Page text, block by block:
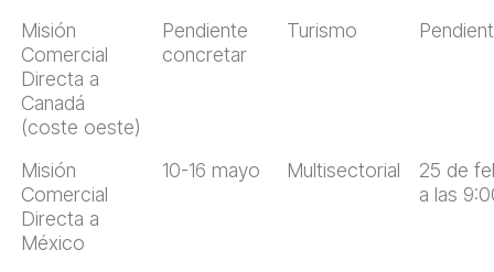
Misión
Comercial
Directa a
Canadá
(coste oeste)
Pendiente
concretar
Turismo
Misión
Comercial
Directa a
México
10-16 mayo Multisectorial
25 de
a las